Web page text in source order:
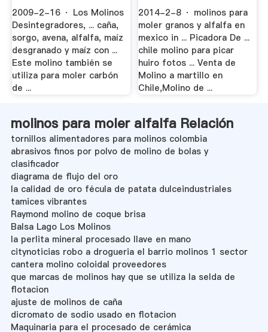
2009-2-16 · Los Molinos
Desintegradores, ... caña,
sorgo, avena, alfalfa, maíz
desgranado y maíz con ...
Este molino también se
utiliza para moler carbón
de ...
2014-2-8 · molinos para
moler granos y alfalfa en
mexico in ... Picadora De ...
chile molino para picar
huiro fotos ... Venta de
Molino a martillo en
Chile,Molino de ...
molinos para moler alfalfa Relación
tornillos alimentadores para molinos colombia
abrasivos finos por polvo de molino de bolas y
clasificador
diagrama de flujo del oro
la calidad de oro fécula de patata dulceindustriales
tamices vibrantes
Raymond molino de coque brisa
Balsa Lago Los Molinos
la perlita mineral procesado llave en mano
citynoticias robo a drogueria el barrio molinos 1 sector
cantera molino coloidal proveedores
que marcas de molinos hay que se utiliza la selda de
flotacion
ajuste de molinos de caña
dicromato de sodio usado en flotacion
Maquinaria para el procesado de cerámica